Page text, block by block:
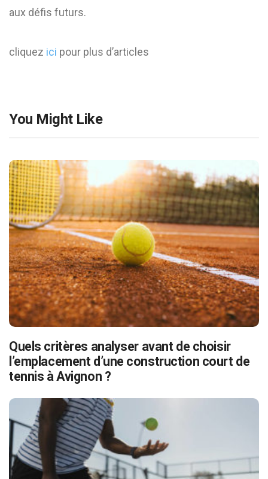
aux défis futurs.
cliquez ici pour plus d’articles
You Might Like
Quels critères analyser avant de choisir
l’emplacement d’une construction court de
tennis à Avignon ?